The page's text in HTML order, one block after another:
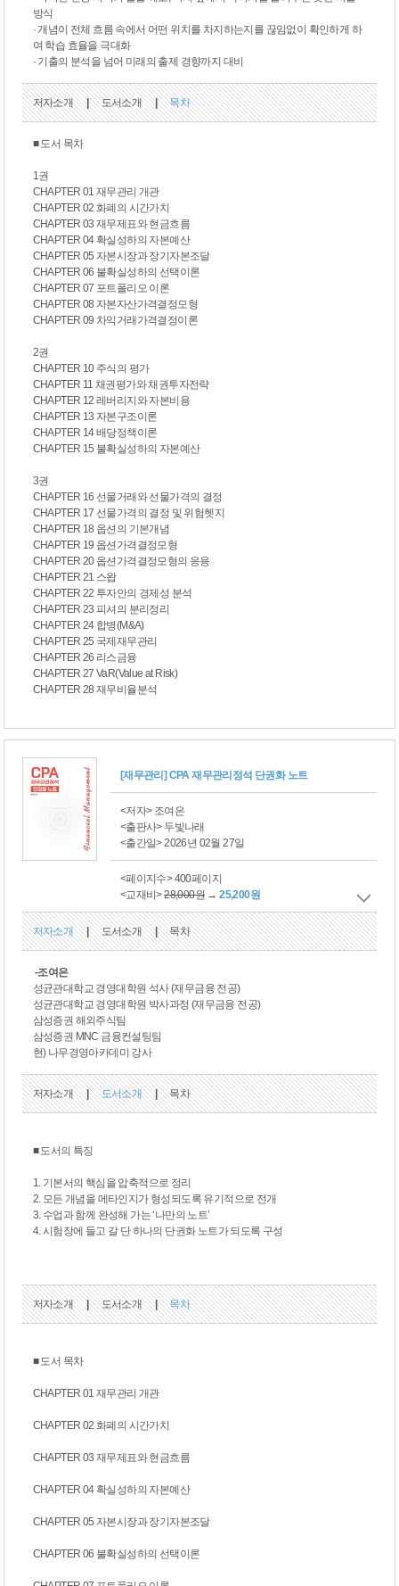
방식
· 개념이 전체 흐름 속에서 어떤 위치를 차지하는지를 끊임없이 확인하게 하
여 학습 효율을 극대화
· 기출의 분석을 넘어 미래의 출제 경향까지 대비
저자소개 | 도서소개 | 목차
■ 도서 목차
1권
CHAPTER 01 재무관리 개관
CHAPTER 02 화폐의 시간가치
CHAPTER 03 재무제표와 현금흐름
CHAPTER 04 확실성하의 자본예산
CHAPTER 05 자본시장과 장기자본조달
CHAPTER 06 불확실성하의 선택이론
CHAPTER 07 포트폴리오 이론
CHAPTER 08 자본자산가격결정모형
CHAPTER 09 차익거래가격결정이론
2권
CHAPTER 10 주식의 평가
CHAPTER 11 채권평가와 채권투자전략
CHAPTER 12 레버리지와 자본비용
CHAPTER 13 자본구조이론
CHAPTER 14 배당정책이론
CHAPTER 15 불확실성하의 자본예산
3권
CHAPTER 16 선물거래와 선물가격의 결정
CHAPTER 17 선물가격의 결정 및 위험헷지
CHAPTER 18 옵션의 기본개념
CHAPTER 19 옵션가격결정모형
CHAPTER 20 옵션가격결정모형의 응용
CHAPTER 21 스왑
CHAPTER 22 투자안의 경제성 분석
CHAPTER 23 피셔의 분리정리
CHAPTER 24 합병(M&A)
CHAPTER 25 국제재무관리
CHAPTER 26 리스금융
CHAPTER 27 VaR(Value at Risk)
CHAPTER 28 재무비율분석
[재무관리] CPA 재무관리정석 단권화 노트
<저자> 조여은
<출판사> 두빛나래
<출간일> 2026년 02월 27일
<페이지수> 400페이지
<교재비>28,000원 →25,200원
저자소개 | 도서소개 | 목차
-조여은
성균관대학교 경영대학원 석사 (재무금융 전공)
성균관대학교 경영대학원 박사과정 (재무금융 전공)
삼성증권 해외주식팀
삼성증권 MNC 금융컨설팅팀
현) 나무경영아카데미 강사
저자소개 | 도서소개 | 목차
■ 도서의 특징
1. 기본서의 핵심을 압축적으로 정리
2. 모든 개념을 메타인지가 형성되도록 유기적으로 전개
3. 수업과 함께 완성해 가는 ‘나만의 노트’
4. 시험장에 들고 갈 단 하나의 단권화 노트가 되도록 구성
저자소개 | 도서소개 | 목차
■ 도서 목차
CHAPTER 01 재무관리 개관
CHAPTER 02 화폐의 시간가치
CHAPTER 03 재무제표와 현금흐름
CHAPTER 04 확실성하의 자본예산
CHAPTER 05 자본시장과 장기자본조달
CHAPTER 06 불확실성하의 선택이론